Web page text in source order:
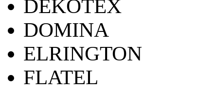
DEKOTEX
DOMINA
ELRINGTON
FLATEL